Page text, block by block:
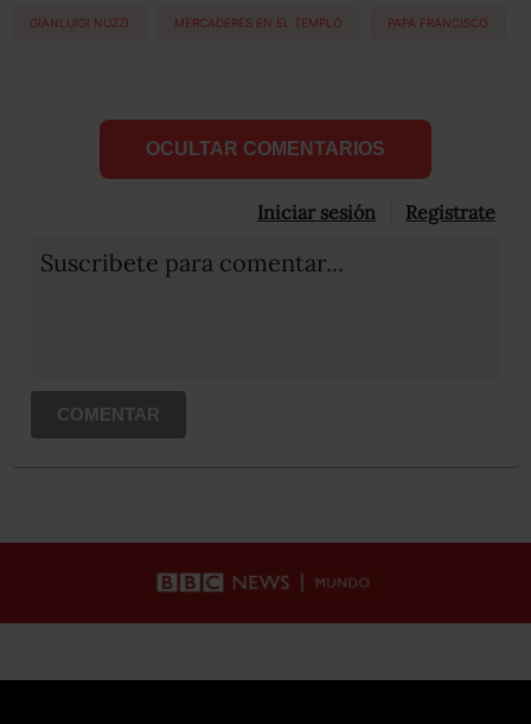
GIANLUIGI NUZZI MERCADERES EN EL TEMPLO PAPA FRANCISCO
OCULTAR COMENTARIOS
Iniciar sesión Registrate
Suscribete para comentar...
COMENTAR